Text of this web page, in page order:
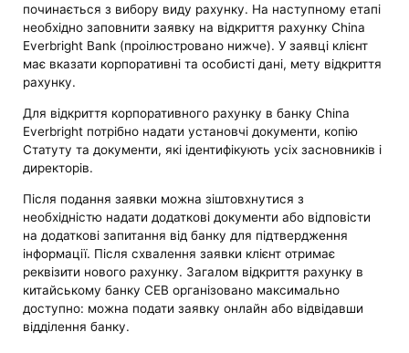
починається з вибору виду рахунку. На наступному етапі
необхідно заповнити заявку на відкриття рахунку China
Everbright Bank (проілюстровано нижче). У заявці клієнт
має вказати корпоративні та особисті дані, мету відкриття
рахунку.
Для відкриття корпоративного рахунку в банку China
Everbright потрібно надати установчі документи, копію
Статуту та документи, які ідентифікують усіх засновників і
директорів.
Після подання заявки можна зіштовхнутися з
необхідністю надати додаткові документи або відповісти
на додаткові запитання від банку для підтвердження
інформації. Після схвалення заявки клієнт отримає
реквізити нового рахунку. Загалом відкриття рахунку в
китайському банку CEB організовано максимально
доступно: можна подати заявку онлайн або відвідавши
відділення банку.